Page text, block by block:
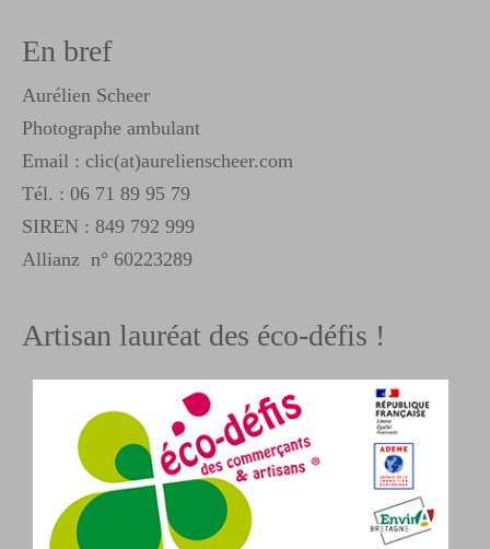
En bref
Aurélien Scheer
Photographe ambulant
Email : clic(at)aurelienscheer.com
Tél. : 06 71 89 95 79
SIREN : 849 792 999
Allianz n° 60223289
Artisan lauréat des éco-défis !